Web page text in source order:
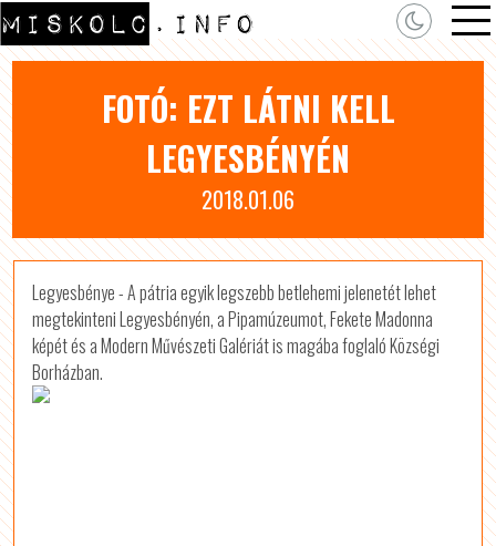
FOTÓ: EZT LÁTNI KELL
LEGYESBÉNYÉN
2018.01.06
Legyesbénye - A pátria egyik legszebb betlehemi jelenetét lehet
megtekinteni Legyesbényén, a Pipa­múzeumot, Fekete Madonna
képét és a Modern Művészeti Galériát is magába foglaló Községi
Borházban.